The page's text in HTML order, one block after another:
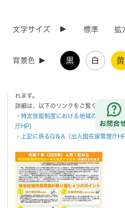
文字サイズ 標準 拡
背景色 黒 白 黄
お
れます。
詳細は、以下のリンクをご覧ください。
・ 特定技能制度における地域の共生施策
庁HP）
・
上記に係るQ＆A（出入国在留管理庁HP